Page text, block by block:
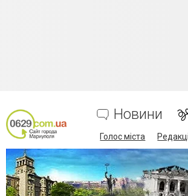
Новини
Голос міста